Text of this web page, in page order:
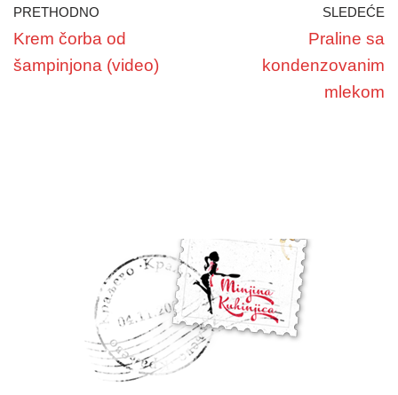
PRETHODNO
Krem čorba od
šampinjona (video)
SLEDEĆE
Praline sa
kondenzovanim
mlekom